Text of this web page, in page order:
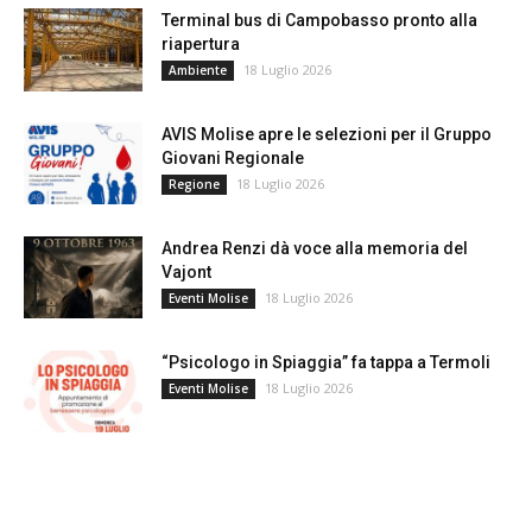
Terminal bus di Campobasso pronto alla
riapertura
Ambiente 18 Luglio 2026
AVIS Molise apre le selezioni per il Gruppo
Giovani Regionale
Regione 18 Luglio 2026
Andrea Renzi dà voce alla memoria del
Vajont
Eventi Molise 18 Luglio 2026
“Psicologo in Spiaggia” fa tappa a Termoli
Eventi Molise 18 Luglio 2026